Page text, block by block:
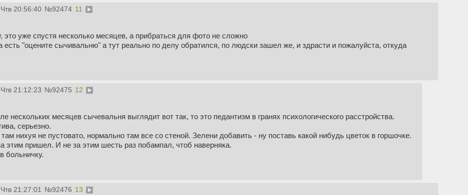
20:56:40 №92474 11
это уже спустя несколько месяцев, а прибраться для фото не сложно
есть "оцените сычивальню" а тут реально по делу обратился, по людски зашел же, и здрасти и пожалуйста, откуда
21:12:23 №92475 12
нескольких месяцев сычевальня выглядит вот так, то это педантизм в гранях психологического расстройства.
серьезно.
нихуя не пустовато, нормально там все со стеной. Зелени добавить - ну поставь какой нибудь цветок в горшочке.
этим пришел. И не за этим шесть раз побампал, чтоб наверняка.
больничку.
21:27:01 №92476 13